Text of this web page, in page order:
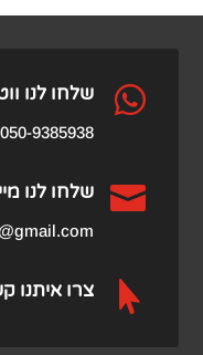
 שלחו לנו
050-9385938
 שלחו לנו
 צרו איתנו